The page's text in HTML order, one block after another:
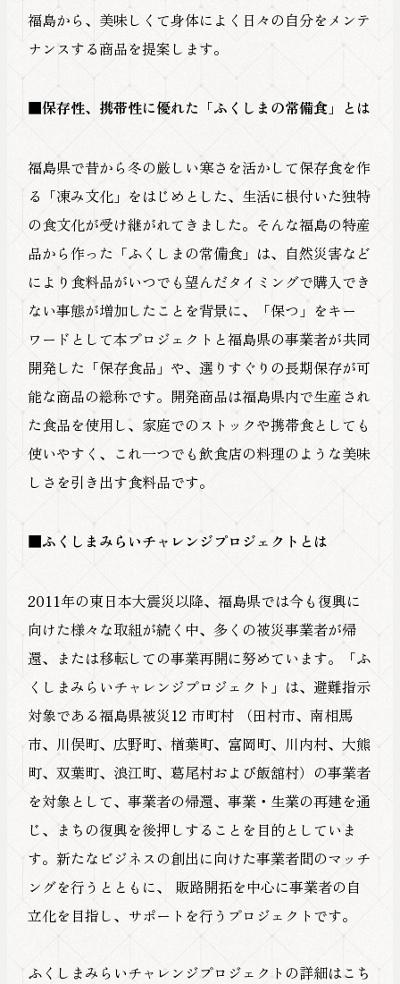
福島から、美味しくて身体によく日々の自分をメンテ
ナンスする商品を提案します。
■保存性、携帯性に優れた「ふくしまの常備食」とは
福島県で昔から冬の厳しい寒さを活かして保存食を作
る「凍み文化」をはじめとした、生活に根付いた独特
の食文化が受け継がれてきました。そんな福島の特産
品から作った「ふくしまの常備食」は、自然災害など
により食料品がいつでも望んだタイミングで購入でき
ない事態が増加したことを背景に、「保つ」をキー
ワードとして本プロジェクトと福島県の事業者が共同
開発した「保存食品」や、選りすぐりの長期保存が可
能な商品の総称です。開発商品は福島県内で生産され
た食品を使用し、家庭でのストックや携帯食としても
使いやすく、これ一つでも飲食店の料理のような美味
しさを引き出す食料品です。
■ふくしまみらいチャレンジプロジェクトとは
2011年の東日本大震災以降、福島県では今も復興に
向けた様々な取組が続く中、多くの被災事業者が帰
還、または移転しての事業再開に努めています。「ふ
くしまみらいチャレンジプロジェクト」は、避難指示
対象である福島県被災12 市町村 （田村市、南相馬
市、川俣町、広野町、楢葉町、富岡町、川内村、大熊
町、双葉町、浪江町、葛尾村および飯舘村）の事業者
を対象として、事業者の帰還、事業・生業の再建を通
じ、まちの復興を後押しすることを目的としていま
す。新たなビジネスの創出に向けた事業者間のマッチ
ングを行うとともに、 販路開拓を中心に事業者の自
立化を目指し、サポートを行うプロジェクトです。
ふくしまみらいチャレンジプロジェクトの詳細はこち